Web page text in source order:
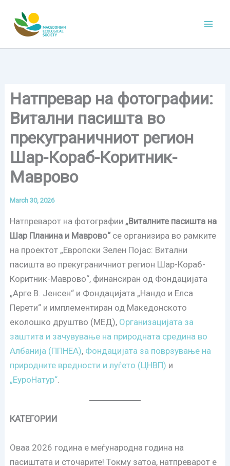
content
Натпревар на фотографии:
Витални пасишта во
прекуграничниот регион
Шар-Кораб-Коритник-
Маврово
March 30, 2026
Натпреварот на фотографии „Виталните пасишта на
Шар Планина и Маврово“се организира во рамките
на проектот „Европски Зелен Појас: Витални
пасишта во прекуграничниот регион Шар-Кораб-
Коритник-Маврово“, финансиран од Фондацијата
„Арге В. Јенсен“ и Фондацијата „Нандо и Елса
Перети“ и имплементиран од Македонското
еколошко друштво (МЕД), Организацијата за
заштита и зачувување на природната средина во
Албанија (ППНЕА), Фондацијата за поврзување на
природните вредности и луѓето (ЦНВП) и
„ЕуроНатур“.
КАТЕГОРИИ
Оваа 2026 година е меѓународна година на
пасиштата и сточарите! Токму затоа, натпреварот е